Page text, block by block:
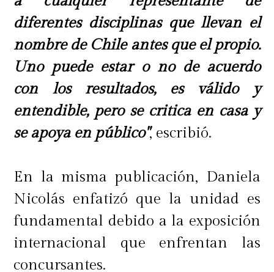
diferentes disciplinas que llevan el
nombre de Chile antes que el propio.
Uno puede estar o no de acuerdo
con los resultados, es válido y
entendible, pero se critica en casa y
se apoya en público", escribió.
En la misma publicación, Daniela
Nicolás enfatizó que la unidad es
fundamental debido a la exposición
internacional que enfrentan las
concursantes.